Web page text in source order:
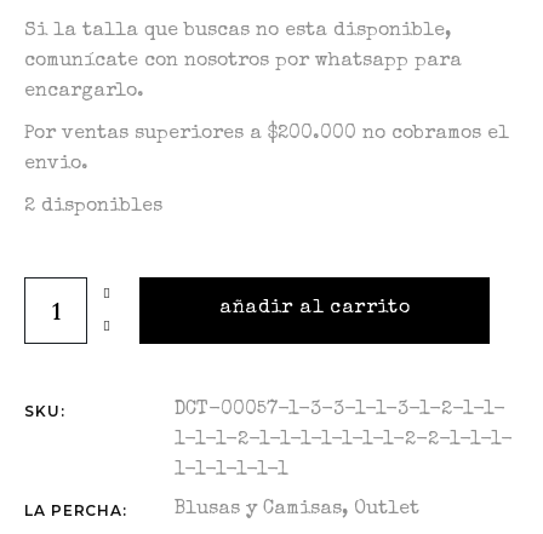
Si la talla que buscas no esta disponible,
comunícate con nosotros por whatsapp para
encargarlo.
Por ventas superiores a $200.000 no cobramos el
envio.
2 disponibles
añadir al carrito
SKU:
DCT-00057-1-3-3-1-1-3-1-2-1-1-
1-1-1-2-1-1-1-1-1-1-1-2-2-1-1-1-
1-1-1-1-1-1
LA PERCHA: Blusas y Camisas, Outlet